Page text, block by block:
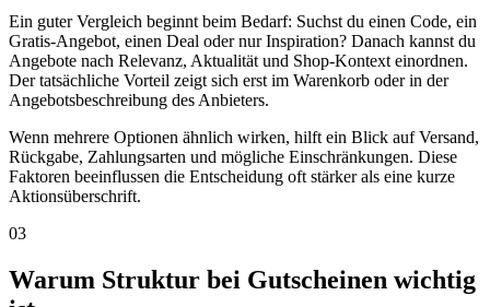
Ein guter Vergleich beginnt beim Bedarf: Suchst du einen Code, ein
Gratis-Angebot, einen Deal oder nur Inspiration? Danach kannst du
Angebote nach Relevanz, Aktualität und Shop-Kontext einordnen.
Der tatsächliche Vorteil zeigt sich erst im Warenkorb oder in der
Angebotsbeschreibung des Anbieters.
Wenn mehrere Optionen ähnlich wirken, hilft ein Blick auf Versand,
Rückgabe, Zahlungsarten und mögliche Einschränkungen. Diese
Faktoren beeinflussen die Entscheidung oft stärker als eine kurze
Aktionsüberschrift.
03
Warum Struktur bei Gutscheinen wichtig